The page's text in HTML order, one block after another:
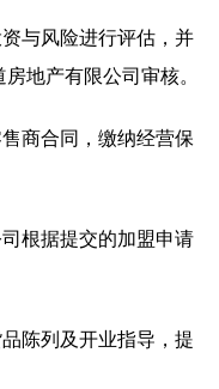
与风险进行评估，并
地产有限公司审核。
商合同，缴纳经营保
根据提交的加盟申请
陈列及开业指导，提